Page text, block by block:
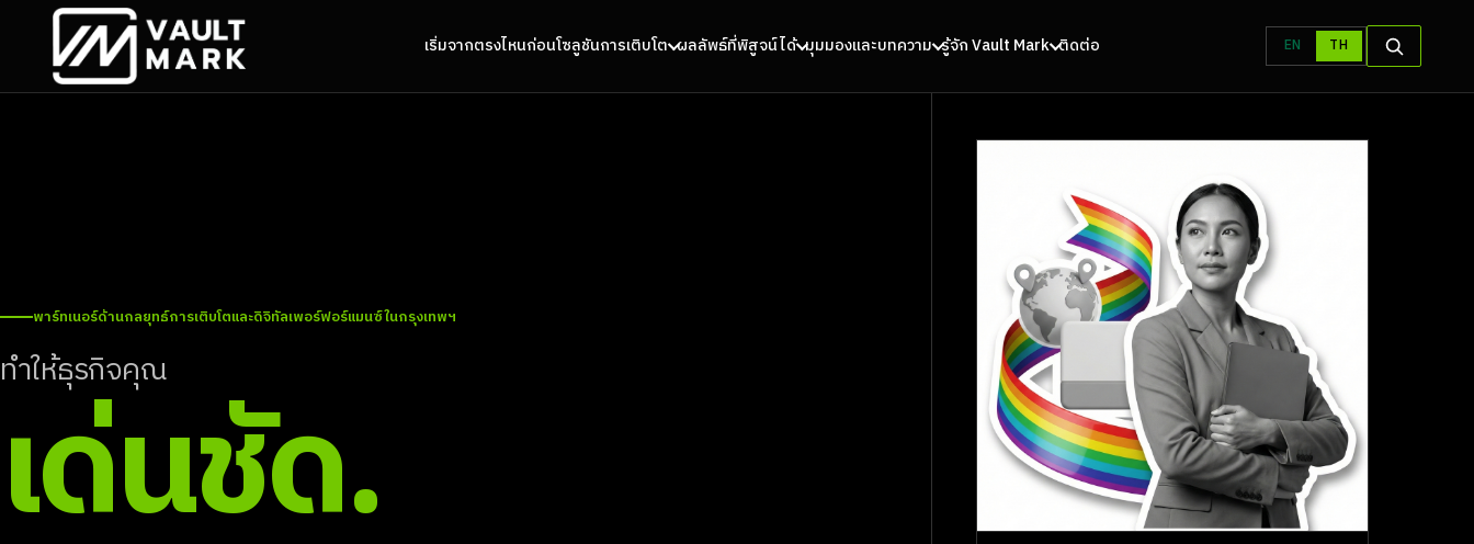
เริ่มจากตรงไหนก่อนโซลูชันการเติบโต ผลลัพธ์ที่พิสูจน์ได้ มุมมองและบทความ รู้จัก Vault Mark ติดต่อ EN TH
พาร์ทเนอร์ด้านกลยุทธ์การเติบโตและดิจิทัลเพอร์ฟอร์แมนซ์ในกรุงเทพฯ
ทำให้ธุรกิจคุณ
เด่นชัด.